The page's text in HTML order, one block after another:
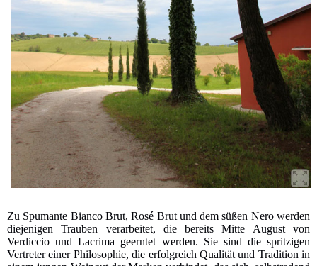
Zu Spumante Bianco Brut, Rosé Brut und dem süßen Nero werden
diejenigen Trauben verarbeitet, die bereits Mitte August von
Verdiccio und Lacrima geerntet werden. Sie sind die spritzigen
Vertreter einer Philosophie, die erfolgreich Qualität und Tradition in